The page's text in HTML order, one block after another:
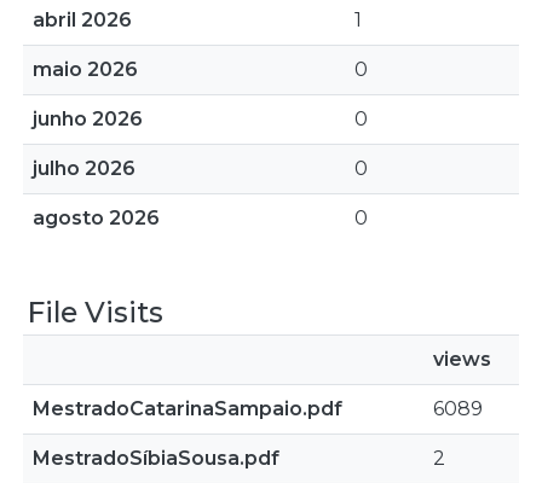
abril 2026 1
maio 2026 0
junho 2026 0
julho 2026 0
agosto 2026 0
File Visits
views
MestradoCatarinaSampaio.pdf 6089
MestradoSíbiaSousa.pdf 2